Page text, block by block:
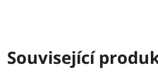
Související